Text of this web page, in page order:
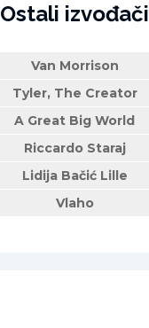
Ostali izvođači
Van Morrison
Tyler, The Creator
A Great Big World
Riccardo Staraj
Lidija Bačić Lille
Vlaho